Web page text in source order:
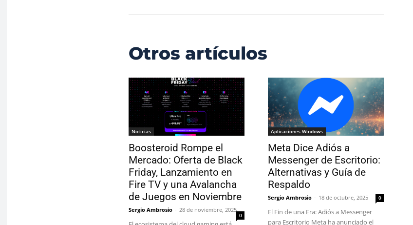
Otros artículos
Noticias
Boosteroid Rompe el
Mercado: Oferta de Black
Friday, Lanzamiento en
Fire TV y una Avalancha
de Juegos en Noviembre
Sergio Ambrosio - 28 de noviembre, 2025
0
Aplicaciones Windows
Meta Dice Adiós a
Messenger de Escritorio:
Alternativas y Guía de
Respaldo
Sergio Ambrosio - 18 de octubre, 2025 0
El Fin de una Era: Adiós a Messenger
para Escritorio Meta ha anunciado el